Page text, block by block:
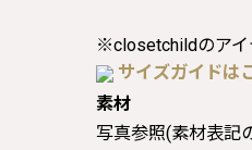
※closetchildのアイ
サイズガイドは
素材
写真参照(素材表記